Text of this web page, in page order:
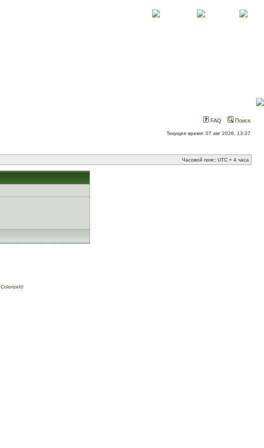
FAQ Поиск
Текущее время: 07 авг 2026, 13:37
Часовой пояс: UTC + 4 часа
ColorizeIt!